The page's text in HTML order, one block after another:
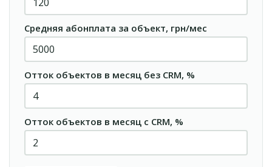
Средняя абонплата за объект, грн/мес
Отток объектов в месяц без CRM, %
Отток объектов в месяц с CRM, %